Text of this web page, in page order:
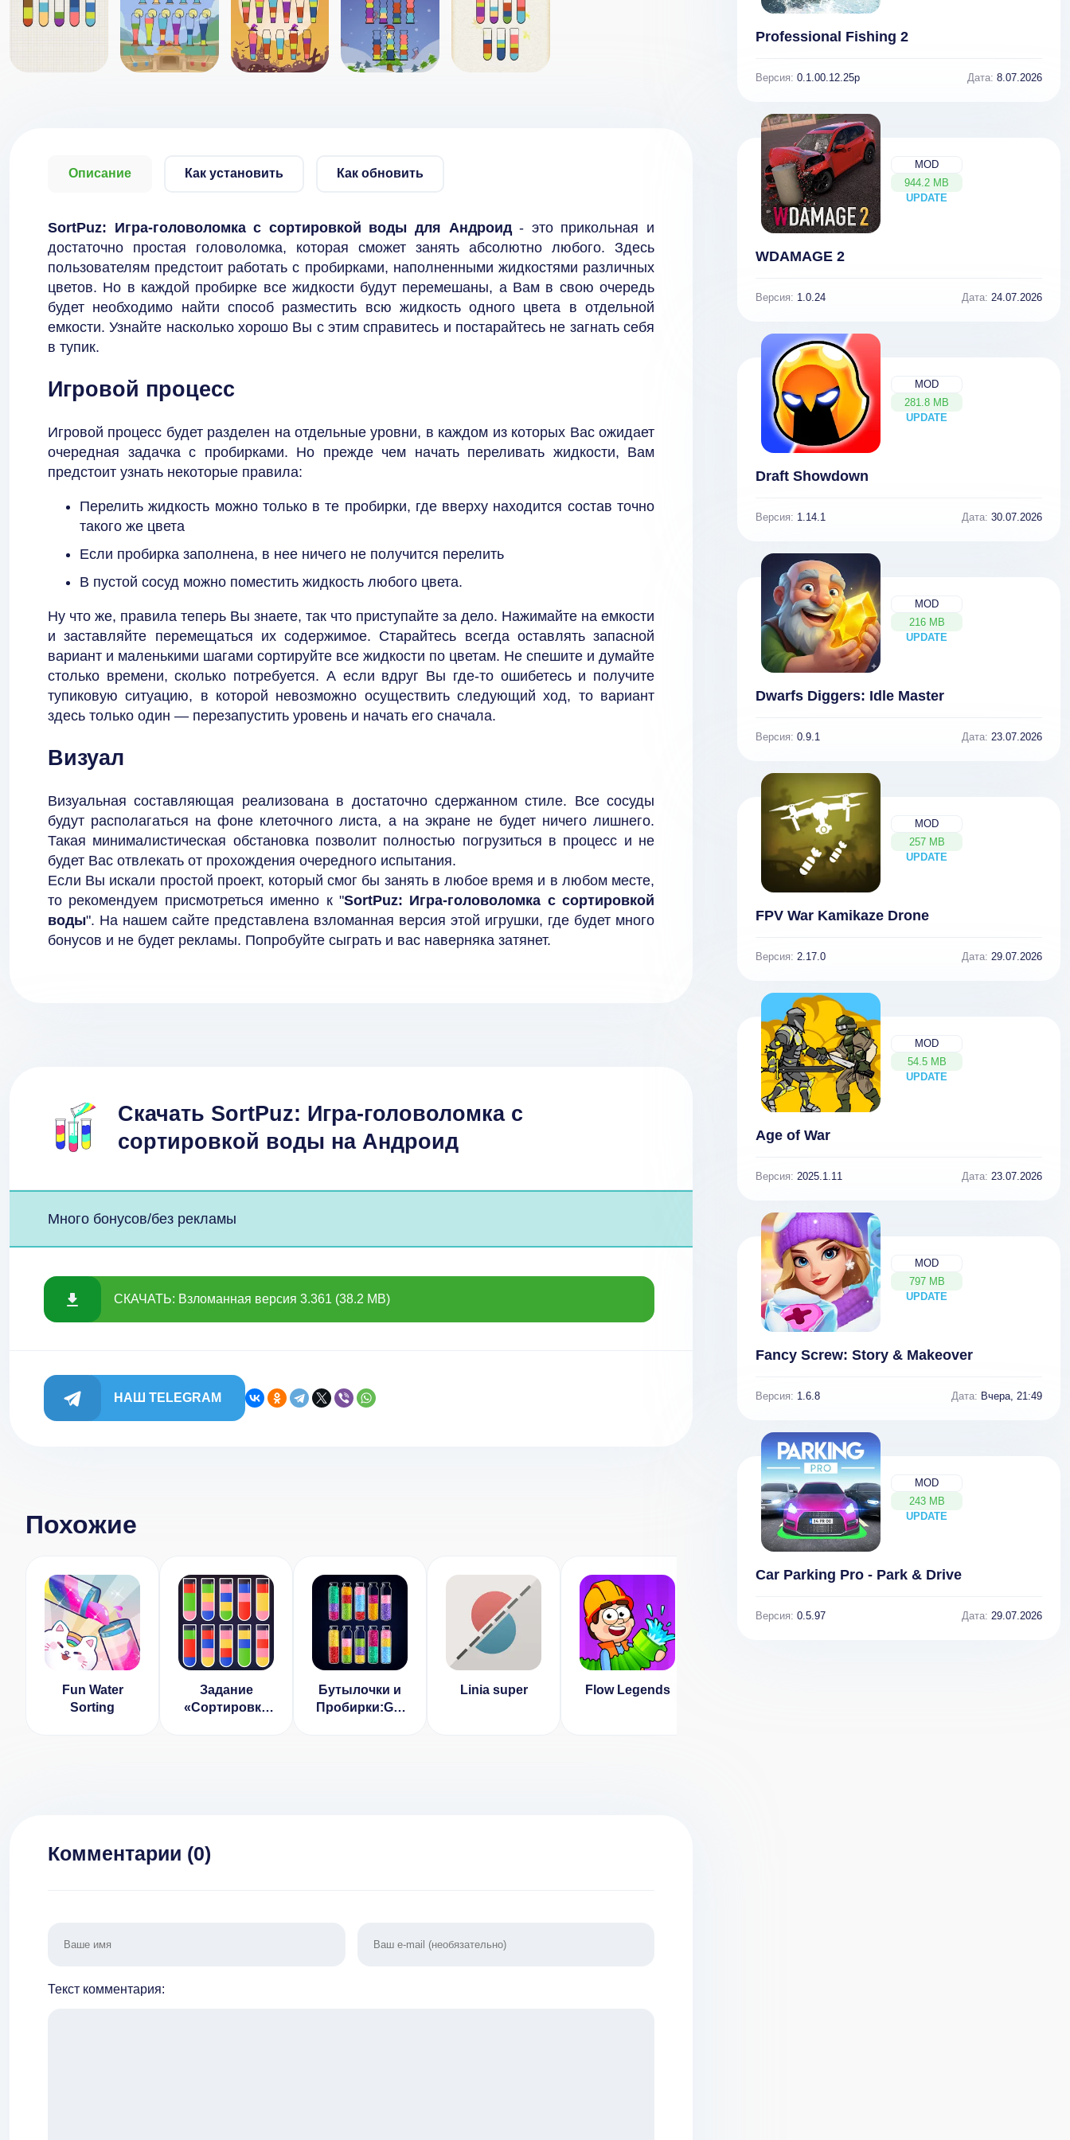
Описание Как установить Как обновить
SortPuz: Игра-головоломка с сортировкой воды для Андроид- это прикольная и
достаточно простая головоломка, которая сможет занять абсолютно любого. Здесь
пользователям предстоит работать с пробирками, наполненными жидкостями различных
цветов. Но в каждой пробирке все жидкости будут перемешаны, а Вам в свою очередь
будет необходимо найти способ разместить всю жидкость одного цвета в отдельной
емкости. Узнайте насколько хорошо Вы с этим справитесь и постарайтесь не загнать себя
в тупик.
Игровой процесс
Игровой процесс будет разделен на отдельные уровни, в каждом из которых Вас ожидает
очередная задачка с пробирками. Но прежде чем начать переливать жидкости, Вам
предстоит узнать некоторые правила:
Перелить жидкость можно только в те пробирки, где вверху находится состав точно
такого же цвета
Если пробирка заполнена, в нее ничего не получится перелить
В пустой сосуд можно поместить жидкость любого цвета.
Ну что же, правила теперь Вы знаете, так что приступайте за дело. Нажимайте на емкости
и заставляйте перемещаться их содержимое. Старайтесь всегда оставлять запасной
вариант и маленькими шагами сортируйте все жидкости по цветам. Не спешите и думайте
столько времени, сколько потребуется. А если вдруг Вы где-то ошибетесь и получите
тупиковую ситуацию, в которой невозможно осуществить следующий ход, то вариант
здесь только один — перезапустить уровень и начать его сначала.
Визуал
Визуальная составляющая реализована в достаточно сдержанном стиле. Все сосуды
будут располагаться на фоне клеточного листа, а на экране не будет ничего лишнего.
Такая минималистическая обстановка позволит полностью погрузиться в процесс и не
будет Вас отвлекать от прохождения очередного испытания.
Если Вы искали простой проект, который смог бы занять в любое время и в любом месте,
то рекомендуем присмотреться именно к "SortPuz: Игра-головоломка с сортировкой
воды". На нашем сайте представлена взломанная версия этой игрушки, где будет много
бонусов и не будет рекламы. Попробуйте сыграть и вас наверняка затянет.
Скачать SortPuz: Игра-головоломка с
сортировкой воды на Андроид
Много бонусов/без рекламы
СКАЧАТЬ: Взломанная версия 3.361 (38.2 MB)
НАШ TELEGRAM
Похожие
Fun Water
Sorting
Задание
«Сортировка
Бутылочки и
Пробирки:Get
Linia super Flow Legends
Комментарии (0)
Текст комментария:
Professional Fishing 2
Версия: 0.1.00.12.25p Дата: 8.07.2026
MOD
944.2 MB
UPDATE
NEW
WDAMAGE 2
Версия: 1.0.24 Дата: 24.07.2026
MOD
281.8 MB
UPDATE
NEW
Draft Showdown
Версия: 1.14.1 Дата: 30.07.2026
MOD
216 MB
UPDATE
NEW
Dwarfs Diggers: Idle Master
Версия: 0.9.1 Дата: 23.07.2026
MOD
257 MB
UPDATE
NEW
FPV War Kamikaze Drone
Версия: 2.17.0 Дата: 29.07.2026
MOD
54.5 MB
UPDATE
NEW
Age of War
Версия: 2025.1.11 Дата: 23.07.2026
MOD
797 MB
UPDATE
NEW
Fancy Screw: Story & Makeover
Версия: 1.6.8 Дата: Вчера, 21:49
MOD
243 MB
UPDATE
NEW
Car Parking Pro - Park & Drive
Версия: 0.5.97 Дата: 29.07.2026